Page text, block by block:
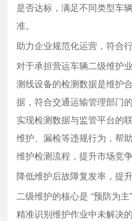
是否达标，满足不同类型车
准。
助力企业规范化运营，符合
对于承担营运车辆二级维护
测线设备的检测数据是维护
据，符合交通运输管理部门
实现检测数据与监管平台的
维护、漏检等违规行为，帮
维护检测流程，提升市场竞争
降低维护后故障复发率，提
二级维护的核心是 “预防为
精准识别维护作业中未解决